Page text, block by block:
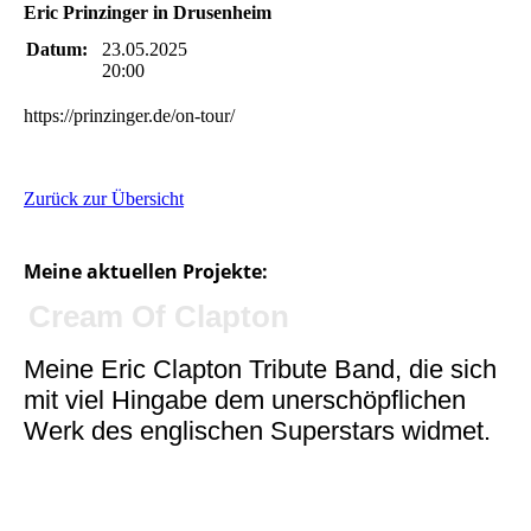
Eric Prinzinger in Drusenheim
Datum:
23.05.2025
20:00
https://prinzinger.de/on-tour/
Zurück zur Übersicht
Meine aktuellen Projekte:
Cream Of Clapton
Meine Eric Clapton Tribute Band, die sich
mit viel Hingabe dem unerschöpflichen
Werk des englischen Superstars widmet.